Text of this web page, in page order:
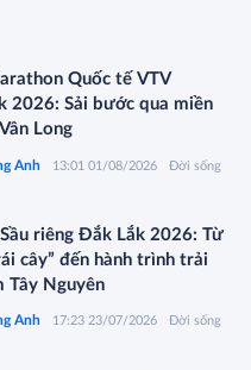
Quốc tế VTV
2026: Sải bước qua miền
Long
Anh 13:01 01/08/2026 Đời sống
riêng Đắk Lắk 2026: Từ
cây” đến hành trình trải
Tây Nguyên
Anh 17:23 23/07/2026 Đời sống